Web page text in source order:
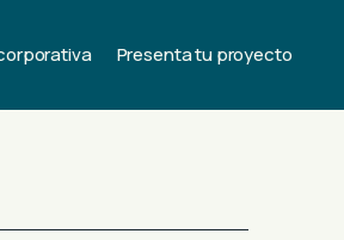
Presenta tu proyecto